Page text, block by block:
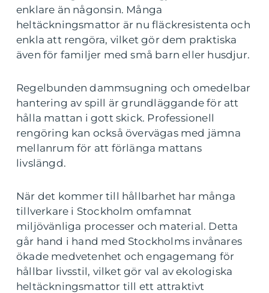
enklare än någonsin. Många
heltäckningsmattor är nu fläckresistenta och
enkla att rengöra, vilket gör dem praktiska
även för familjer med små barn eller husdjur.
Regelbunden dammsugning och omedelbar
hantering av spill är grundläggande för att
hålla mattan i gott skick. Professionell
rengöring kan också övervägas med jämna
mellanrum för att förlänga mattans
livslängd.
När det kommer till hållbarhet har många
tillverkare i Stockholm omfamnat
miljövänliga processer och material. Detta
går hand i hand med Stockholms invånares
ökade medvetenhet och engagemang för
hållbar livsstil, vilket gör val av ekologiska
heltäckningsmattor till ett attraktivt